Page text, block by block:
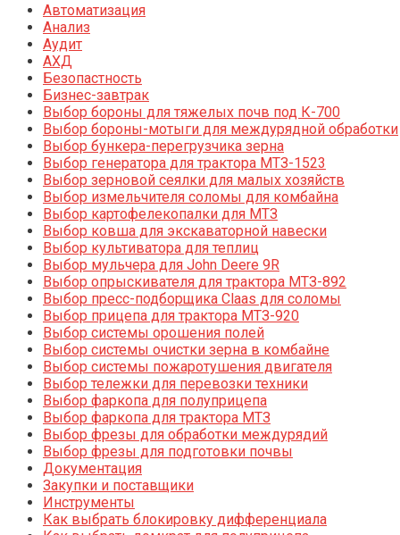
Автоматизация
Анализ
Аудит
АХД
Безопастность
Бизнес-завтрак
Выбор бороны для тяжелых почв под К-700
Выбор бороны-мотыги для междурядной обработки
Выбор бункера-перегрузчика зерна
Выбор генератора для трактора МТЗ-1523
Выбор зерновой сеялки для малых хозяйств
Выбор измельчителя соломы для комбайна
Выбор картофелекопалки для МТЗ
Выбор ковша для экскаваторной навески
Выбор культиватора для теплиц
Выбор мульчера для John Deere 9R
Выбор опрыскивателя для трактора МТЗ-892
Выбор пресс-подборщика Claas для соломы
Выбор прицепа для трактора МТЗ-920
Выбор системы орошения полей
Выбор системы очистки зерна в комбайне
Выбор системы пожаротушения двигателя
Выбор тележки для перевозки техники
Выбор фаркопа для полуприцепа
Выбор фаркопа для трактора МТЗ
Выбор фрезы для обработки междурядий
Выбор фрезы для подготовки почвы
Документация
Закупки и поставщики
Инструменты
Как выбрать блокировку дифференциала